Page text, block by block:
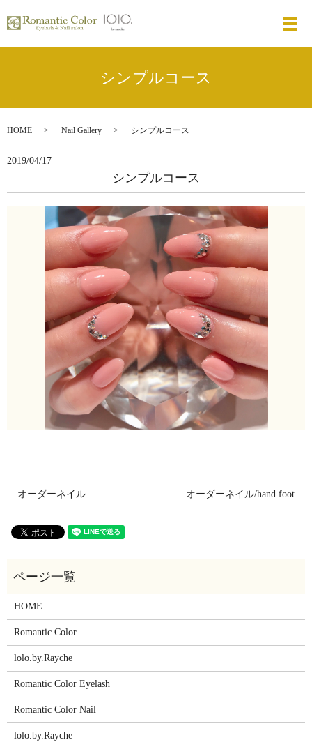
メ
シンプルコース
HOME Nail Gallery シンプルコース
2019/04/17
シンプルコース
オーダーネイル オーダーネイル/hand.foot
HOME
Romantic Color
lolo.by.Rayche
Romantic Color Eyelash
Romantic Color Nail
lolo.by.Rayche